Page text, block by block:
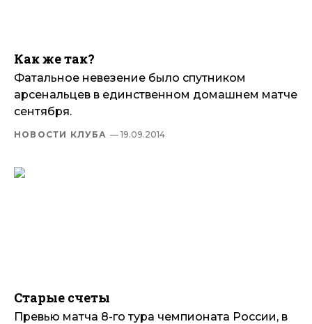
Как же так?
Фатальное невезение было спутником
арсенальцев в единственном домашнем матче
сентября.
НОВОСТИ КЛУБА — 19.09.2014
Старые счеты
Превью матча 8-го тура чемпионата России, в